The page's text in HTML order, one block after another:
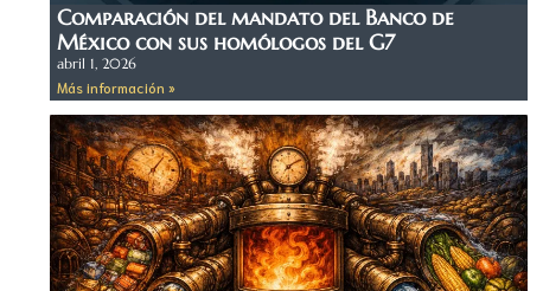
Comparación del mandato del Banco de
México con sus homólogos del G7
abril 1, 2026
Más información »